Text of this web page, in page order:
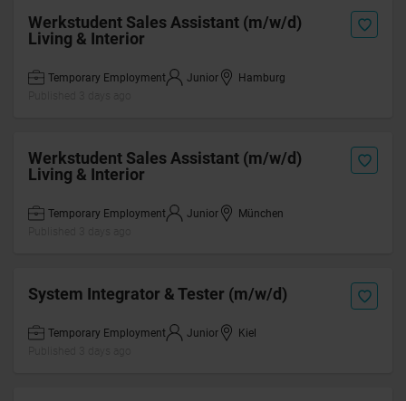
Werkstudent Sales Assistant (m/w/d)
Living & Interior
Temporary Employment Junior
Hamburg
Werkstudent Sales Assistant (m/w/d)
Living & Interior
Temporary Employment Junior
München
System Integrator & Tester (m/w/d)
Temporary Employment Junior
Kiel